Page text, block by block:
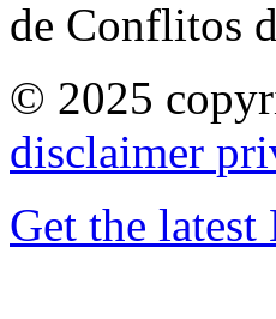
de Conflitos
© 2025
disclaimer
Get the